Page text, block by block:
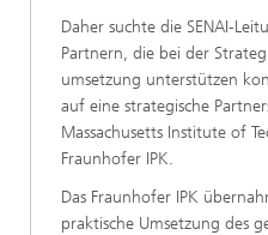
Daher suchte die SENAI-
Partnern, die bei der
umsetzung unterstützen
auf eine strategische
Massachusetts Institute of
Fraunhofer IPK.
Das Fraunhofer IPK
praktische Umsetzung des